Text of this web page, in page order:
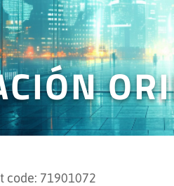
code: 71901072